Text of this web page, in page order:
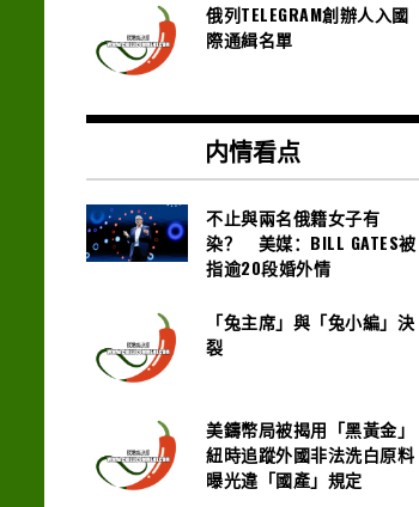
俄列TELEGRAM創辦人入國
際通緝名單
内情看点
不止與兩名俄籍女子有
染？ 美媒：BILL GATES被
指逾20段婚外情
「兔主席」與「兔小編」決
裂
美鑄幣局被揭用「黑黃金」
紐時追蹤外國非法洗白原料
曝光違「國產」規定